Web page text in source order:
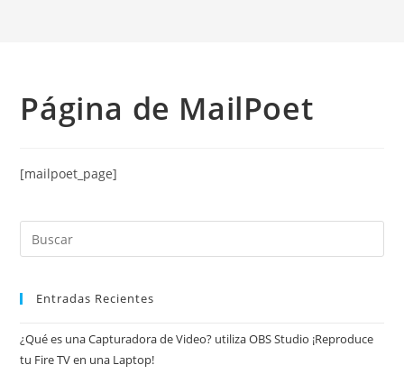
Página de MailPoet
[mailpoet_page]
Entradas Recientes
¿Qué es una Capturadora de Video? utiliza OBS Studio ¡Reproduce
tu Fire TV en una Laptop!